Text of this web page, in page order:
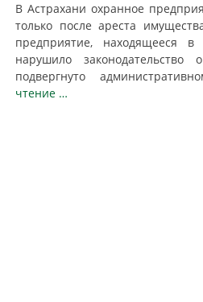
В Астрахани охранное
только после ареста
предприятие, находящееся в
нарушило
подвергнуто
чтение …